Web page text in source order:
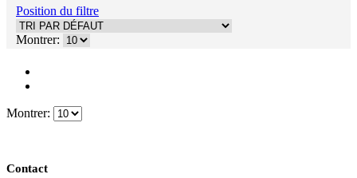
Position du filtre
Montrer:
Montrer:
Contact